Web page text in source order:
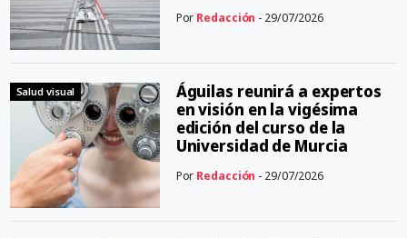
Por Redacción - 29/07/2026
Salud visual
Águilas reunirá a expertos
en visión en la vigésima
edición del curso de la
Universidad de Murcia
Por Redacción - 29/07/2026